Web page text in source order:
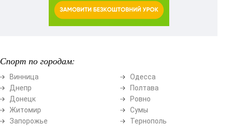
Спорт по городам:
Винница
Днепр
Донецк
Житомир
Запорожье
Одесса
Полтава
Ровно
Сумы
Тернополь